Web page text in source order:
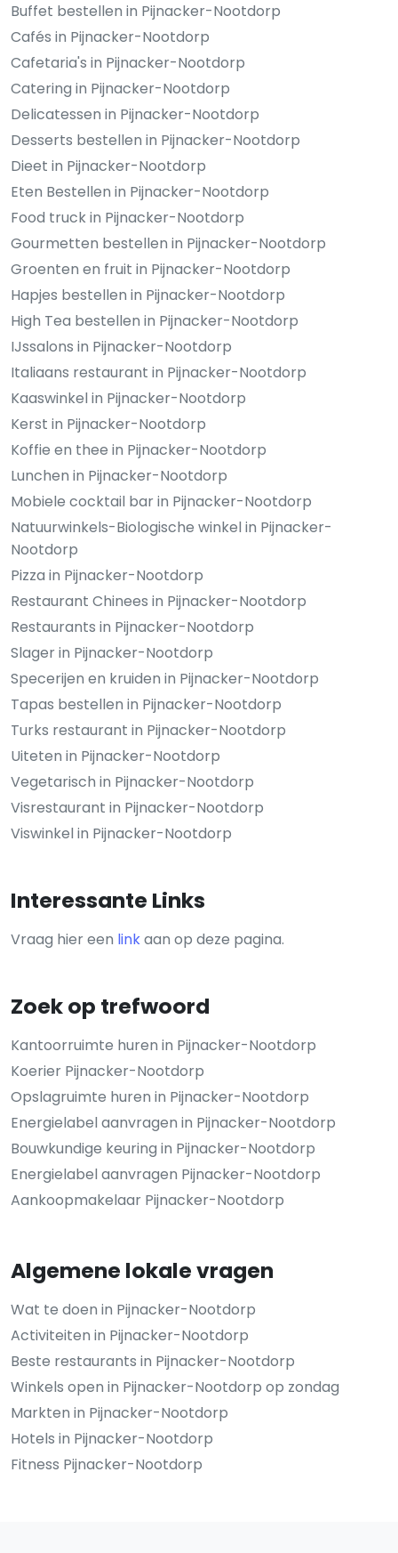
Buffet bestellen in Pijnacker-Nootdorp
Cafés in Pijnacker-Nootdorp
Cafetaria's in Pijnacker-Nootdorp
Catering in Pijnacker-Nootdorp
Delicatessen in Pijnacker-Nootdorp
Desserts bestellen in Pijnacker-Nootdorp
Dieet in Pijnacker-Nootdorp
Eten Bestellen in Pijnacker-Nootdorp
Food truck in Pijnacker-Nootdorp
Gourmetten bestellen in Pijnacker-Nootdorp
Groenten en fruit in Pijnacker-Nootdorp
Hapjes bestellen in Pijnacker-Nootdorp
High Tea bestellen in Pijnacker-Nootdorp
IJssalons in Pijnacker-Nootdorp
Italiaans restaurant in Pijnacker-Nootdorp
Kaaswinkel in Pijnacker-Nootdorp
Kerst in Pijnacker-Nootdorp
Koffie en thee in Pijnacker-Nootdorp
Lunchen in Pijnacker-Nootdorp
Mobiele cocktail bar in Pijnacker-Nootdorp
Natuurwinkels-Biologische winkel in Pijnacker-
Nootdorp
Pizza in Pijnacker-Nootdorp
Restaurant Chinees in Pijnacker-Nootdorp
Restaurants in Pijnacker-Nootdorp
Slager in Pijnacker-Nootdorp
Specerijen en kruiden in Pijnacker-Nootdorp
Tapas bestellen in Pijnacker-Nootdorp
Turks restaurant in Pijnacker-Nootdorp
Uiteten in Pijnacker-Nootdorp
Vegetarisch in Pijnacker-Nootdorp
Visrestaurant in Pijnacker-Nootdorp
Viswinkel in Pijnacker-Nootdorp
Interessante Links
Vraag hier een linkaan op deze pagina.
Zoek op trefwoord
Kantoorruimte huren in Pijnacker-Nootdorp
Koerier Pijnacker-Nootdorp
Opslagruimte huren in Pijnacker-Nootdorp
Energielabel aanvragen in Pijnacker-Nootdorp
Bouwkundige keuring in Pijnacker-Nootdorp
Energielabel aanvragen Pijnacker-Nootdorp
Aankoopmakelaar Pijnacker-Nootdorp
Algemene lokale vragen
Wat te doen in Pijnacker-Nootdorp
Activiteiten in Pijnacker-Nootdorp
Beste restaurants in Pijnacker-Nootdorp
Winkels open in Pijnacker-Nootdorp op zondag
Markten in Pijnacker-Nootdorp
Hotels in Pijnacker-Nootdorp
Fitness Pijnacker-Nootdorp